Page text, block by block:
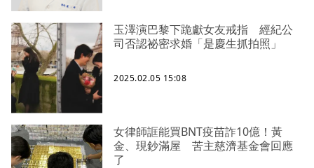
玉澤演巴黎下跪獻女友戒指 經紀公
司否認祕密求婚「是慶生抓拍照」
2025.02.05 15:08
女律師誆能買BNT疫苗詐10億！黃
金、現鈔滿屋 苦主慈濟基金會回應
了